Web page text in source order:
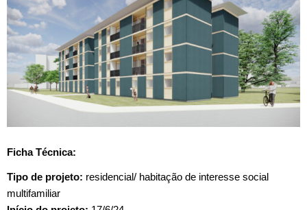
Ficha Técnica:
Tipo de projeto: residencial/ habitação de interesse social
multifamiliar